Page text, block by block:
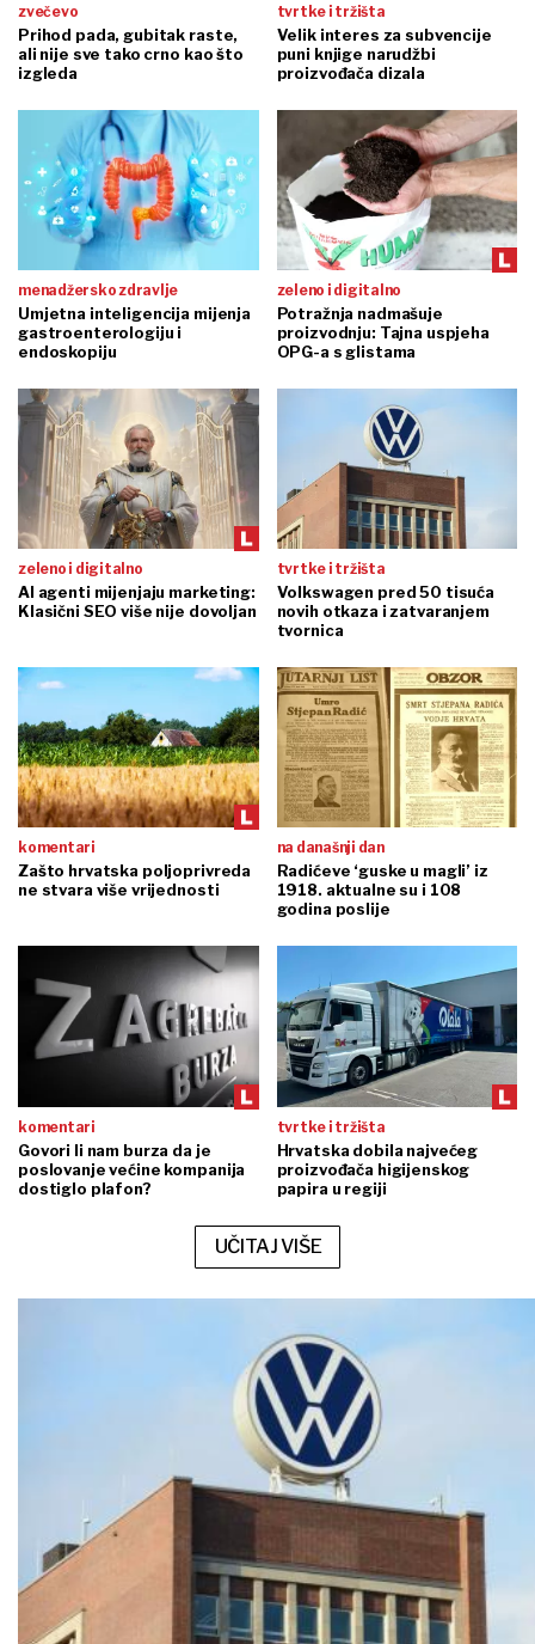
zvečevo
Prihod pada, gubitak raste,
ali nije sve tako crno kao što
izgleda
tvrtke i tržišta
Velik interes za subvencije
puni knjige narudžbi
proizvođača dizala
menadžersko zdravlje
Umjetna inteligencija mijenja
gastroenterologiju i
endoskopiju
zeleno i digitalno
Potražnja nadmašuje
proizvodnju: Tajna uspjeha
OPG-a s glistama
zeleno i digitalno
AI agenti mijenjaju marketing:
Klasični SEO više nije dovoljan
tvrtke i tržišta
Volkswagen pred 50 tisuća
novih otkaza i zatvaranjem
tvornica
komentari
Zašto hrvatska poljoprivreda
ne stvara više vrijednosti
na današnji dan
Radićeve ‘guske u magli’ iz
1918. aktualne su i 108
godina poslije
komentari
Govori li nam burza da je
poslovanje većine kompanija
dostiglo plafon?
tvrtke i tržišta
Hrvatska dobila najvećeg
proizvođača higijenskog
papira u regiji
UČITAJ VIŠE